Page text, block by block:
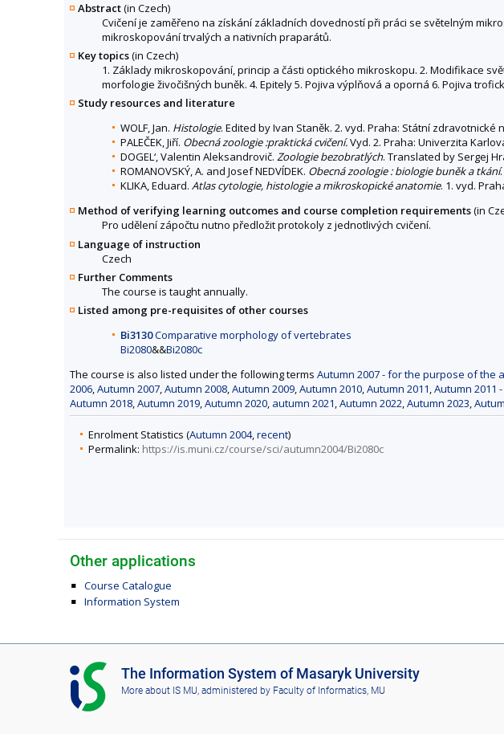
Abstract(in Czech)
Cvičení je zaměřeno na získání základních dovedností při práci se světelným
mikroskopování trvalých a nativních praparátů.
Key topics(in Czech)
1. Základy mikroskopování, princip a části optického mikroskopu. 2. Modifikace
morfologie živočišných buněk. 4. Epitely 5. Pojiva výplňová a oporná 6. Pojiva
Study resources and literature
WOLF, Jan. Histologie. Edited by Ivan Staněk. 2. vyd. Praha: Státní zdravotnické
PALEČEK, Jiří. Obecná zoologie :praktická cvičení.Vyd. 2. Praha: Univerzita
DOGEL‘, Valentin Aleksandrovič. Zoologie bezobratlých. Translated by Sergej
ROMANOVSKÝ, A. and Josef NEDVÍDEK. Obecná zoologie : biologie buněk a tkání
KLIKA, Eduard. Atlas cytologie, histologie a mikroskopické anatomie. 1. vyd.
Method of verifying learning outcomes and course completion requirements(in
Pro udělení zápočtu nutno předložit protokoly z jednotlivých cvičení.
Language of instruction
Czech
Further Comments
The course is taught annually.
Listed among pre-requisites of other courses
Bi3130Comparative morphology of vertebrates
Bi2080&&Bi2080c
The course is also listed under the following terms Autumn 2007 - for the purpose of the
2006,Autumn 2007,Autumn 2008,Autumn 2009,Autumn 2010,Autumn 2011,Autumn 2011
Autumn 2018,Autumn 2019,Autumn 2020, autumn 2021,Autumn 2022,Autumn 2023,
Enrolment Statistics (Autumn 2004,recent)
Permalink: https://is.muni.cz/course/sci/autumn2004/Bi2080c
Other applications
Course Catalogue
Information System
I
S
M
The Information System of Masaryk University
More about IS MU , administered by Faculty of Informatics, MU